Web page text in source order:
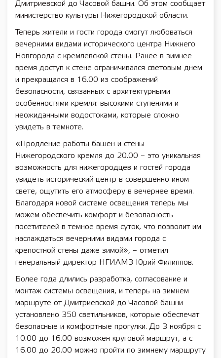
Дмитриевской до Часовой башни. Об этом сообщает
министерство культуры Нижегородской области.
Теперь жители и гости города смогут любоваться
вечерними видами исторического центра Нижнего
Новгорода с кремлевской стены. Ранее в зимнее
время доступ к стене ограничивался световым днем
и прекращался в 16.00 из соображений
безопасности, связанных с архитектурными
особенностями кремля: высокими ступенями и
неожиданными водостоками, которые сложно
увидеть в темноте.
«Продление работы башен и стены
Нижегородского кремля до 20.00 – это уникальная
возможность для нижегородцев и гостей города
увидеть исторический центр в совершенно ином
свете, ощутить его атмосферу в вечернее время.
Благодаря новой системе освещения теперь мы
можем обеспечить комфорт и безопасность
посетителей в темное время суток, что позволит им
наслаждаться вечерними видами города с
крепостной стены даже зимой», – отметил
генеральный директор НГИАМЗ Юрий Филиппов.
Более года длились разработка, согласование и
монтаж системы освещения, и теперь на зимнем
маршруте от Дмитриевской до Часовой башни
установлено 350 светильников, которые обеспечат
безопасные и комфортные прогулки. До 3 ноября с
10.00 до 16.00 возможен круговой маршрут, а с
16.00 до 20.00 можно пройти по зимнему маршруту